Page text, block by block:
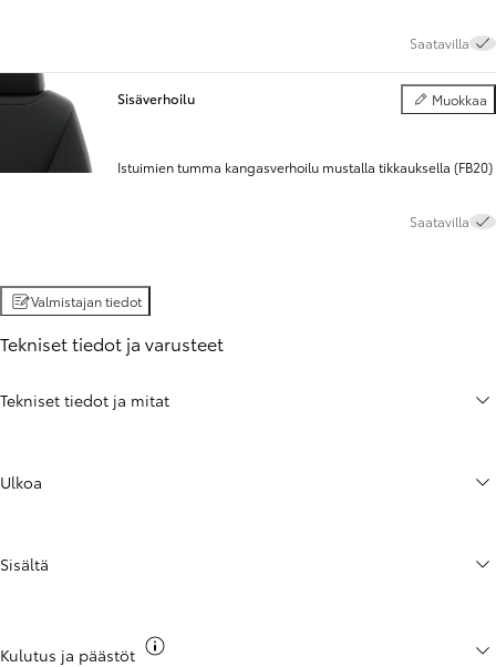
Saatavilla
Sisäverhoilu Muokkaa
Sisäverhoilu
Istuimien tumma kangasverhoilu mustalla tikkauksella (FB20)
Saatavilla
Valmistajan tiedot
Tekniset tiedot ja varusteet
Tekniset tiedot ja mitat
Ulkoa
Sisältä
Kulutus ja päästöt